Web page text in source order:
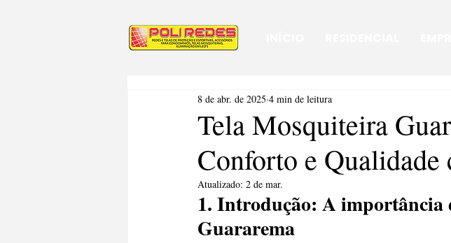
Tela Mosquiteira
Conforto e
8 de abr. de 2025 4 min de leitura
Atualizado: 2 de mar.
1. Introdução: A importância
Guararema